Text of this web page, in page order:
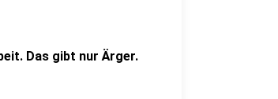
Das gibt nur Ärger.